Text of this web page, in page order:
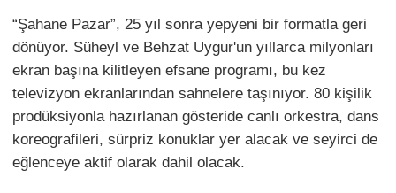
“Şahane Pazar”, 25 yıl sonra yepyeni bir formatla geri
dönüyor. Süheyl ve Behzat Uygur'un yıllarca milyonları
ekran başına kilitleyen efsane programı, bu kez
televizyon ekranlarından sahnelere taşınıyor. 80 kişilik
prodüksiyonla hazırlanan gösteride canlı orkestra, dans
koreografileri, sürpriz konuklar yer alacak ve seyirci de
eğlenceye aktif olarak dahil olacak.